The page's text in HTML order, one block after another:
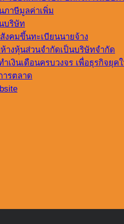
ภาษีมูลค่าเพิ่ม
บริษัท
งคมขึ้นทะเบียนนายจ้าง
างหุ้นส่วนจำกัดเป็นบริษัทจำกัด
ำเงินเดือนครบวงจร เพื่อธุรกิจยุค
ารตลาด